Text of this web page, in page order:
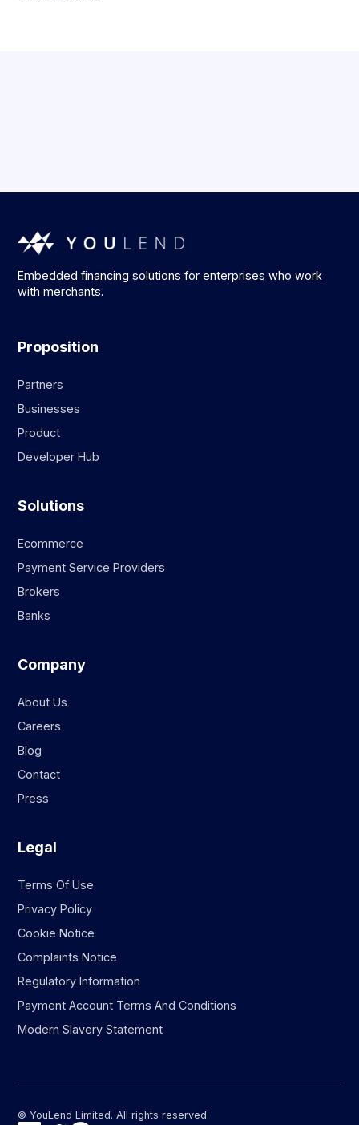
Embedded financing solutions for enterprises who work
with merchants.
Proposition
Partners
Businesses
Product
Developer Hub
Solutions
Ecommerce
Payment Service Providers
Brokers
Banks
Company
About Us
Careers
Blog
Contact
Press
Legal
Terms Of Use
Privacy Policy
Cookie Notice
Complaints Notice
Regulatory Information
Payment Account Terms And Conditions
Modern Slavery Statement
© YouLend Limited. All rights reserved.